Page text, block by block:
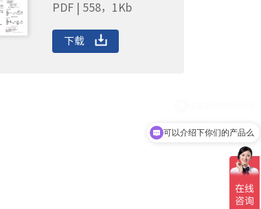
PDF | 558，1Kb
下载
可以介绍下你们的产品么